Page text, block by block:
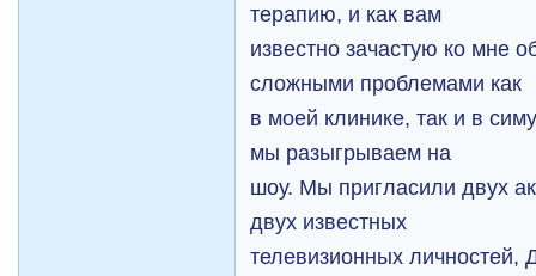
терапию, и как вам
известно зачастую ко мне
сложными проблемами как
в моей клинике, так и в
мы разыгрываем нa
шоу. Мы пригласили двух
двух известных
телевизионных